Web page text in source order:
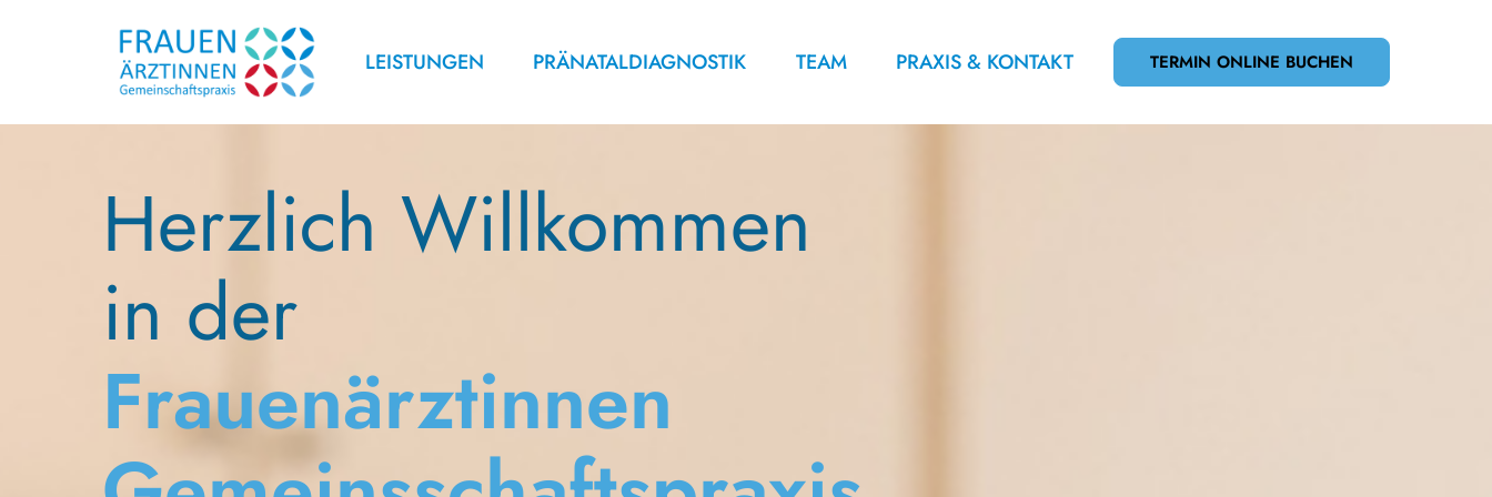
LEISTUNGEN PRÄNATALDIAGNOSTIK TEAM PRAXIS & KONTAKT TERMIN ONLINE BUCHEN
Herzlich Willkommen
in der
Frauenärztinnen